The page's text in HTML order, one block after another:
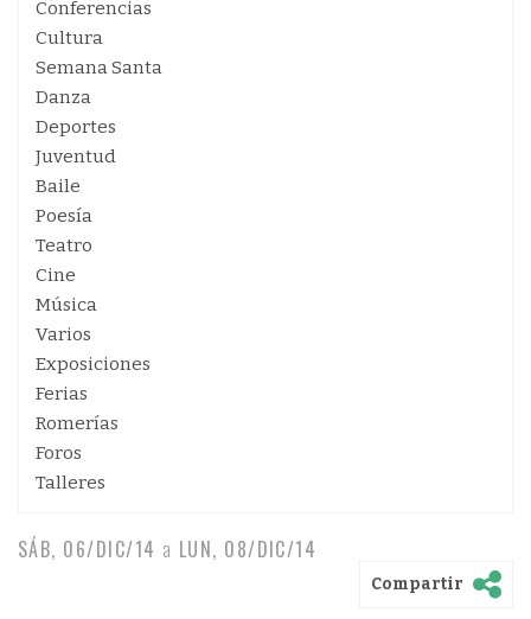
Conferencias
Cultura
Semana Santa
Danza
Deportes
Juventud
Baile
Poesía
Teatro
Cine
Música
Varios
Exposiciones
Ferias
Romerías
Foros
Talleres
SÁB, 06/DIC/14 a LUN, 08/DIC/14
Compartir